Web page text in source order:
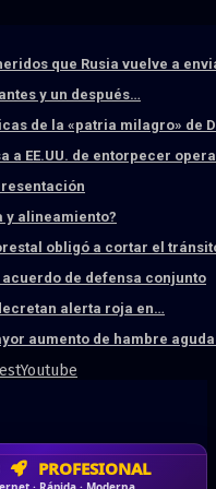
que Rusia vuelve a
y un después…
de la «patria milagro» de
a EE.UU. de entorpecer
y alineamiento?
obligó a cortar el
de defensa conjunto
alerta roja en…
aumento de hambre
Youtube
SÚPER RÁPIDO
PROFESIONAL
A MEDIDA
CORPORATIVO